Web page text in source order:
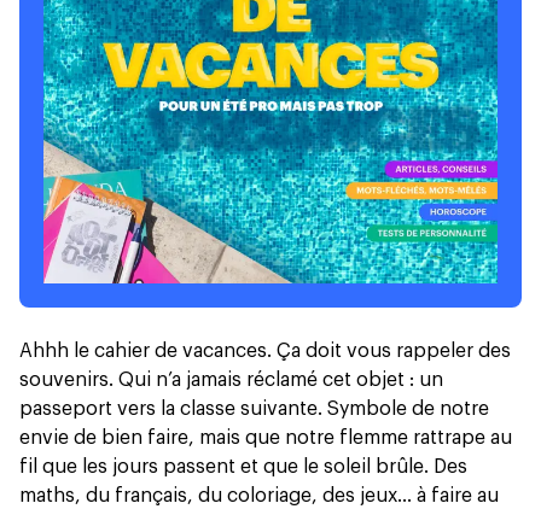
Ahhh le cahier de vacances. Ça doit vous rappeler des
souvenirs. Qui n’a jamais réclamé cet objet : un
passeport vers la classe suivante. Symbole de notre
envie de bien faire, mais que notre flemme rattrape au
fil que les jours passent et que le soleil brûle. Des
maths, du français, du coloriage, des jeux... à faire au